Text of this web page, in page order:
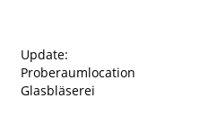
Update:
Proberaumlocation
Glasbläserei